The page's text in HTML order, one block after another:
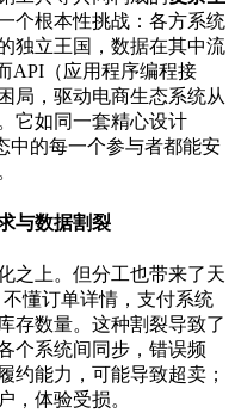
个根本性挑战：各方系统
独立王国，数据在其中流
API （应用程序编程接
局，驱动电商生态系统从
它如同一套精心设计
中的每一个参与者都能安
与数据割裂
之上。但分工也带来了天
不懂订单详情，支付系统
存数量。这种割裂导致了
个系统间同步，错误频
约能力，可能导致超卖；
，体验受损。